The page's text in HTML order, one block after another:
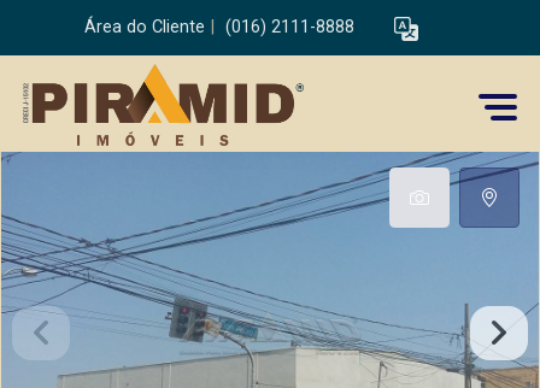
Área do Cliente (016) 2111-8888